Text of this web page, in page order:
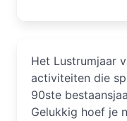
Het Lustrumjaar
activiteiten die
90ste
Gelukkig hoef je